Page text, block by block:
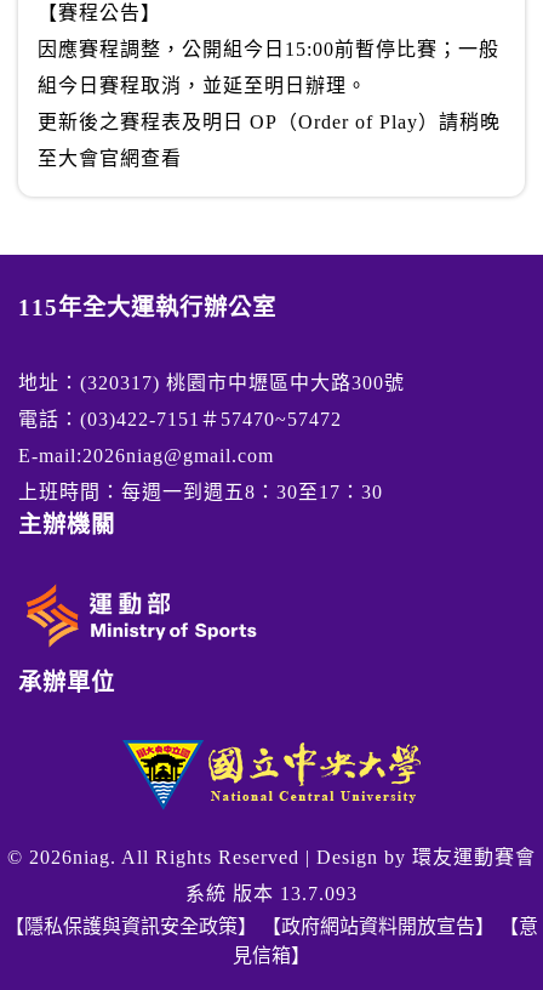
【賽程公告】
因應賽程調整，公開組今日15:00前暫停比賽；一般
組今日賽程取消，並延至明日辦理。
更新後之賽程表及明日 OP（Order of Play）請稍晚
至大會官網查看
115年全大運執行辦公室
地址：(320317) 桃園市中壢區中大路300號
電話：(03)422-7151＃57470~57472
E-mail:2026niag@gmail.com
上班時間：每週一到週五8：30至17：30
主辦機關
承辦單位
© 2026niag. All Rights Reserved | Design by 環友運動賽會
系統 版本 13.7.093
【隱私保護與資訊安全政策】
【政府網站資料開放宣告】
【意
見信箱】